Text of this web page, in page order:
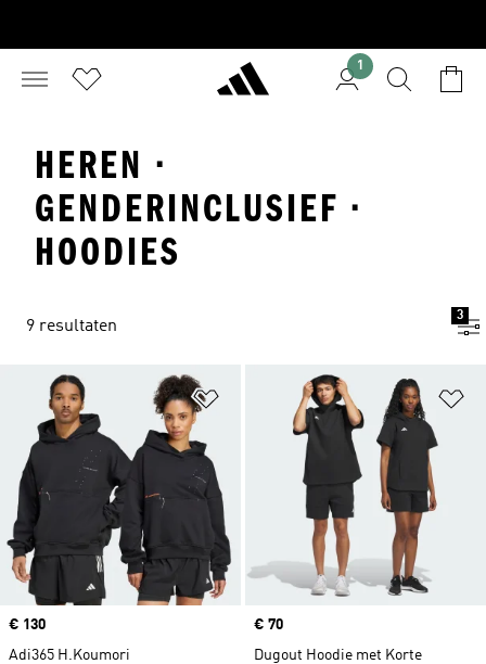
1
HEREN ·
GENDERINCLUSIEF ·
HOODIES
9 resultaten
3
Op verlanglijst zetten
Price
€ 130
Adi365 H.Koumori
Price
€ 70
Dugout Hoodie met Korte